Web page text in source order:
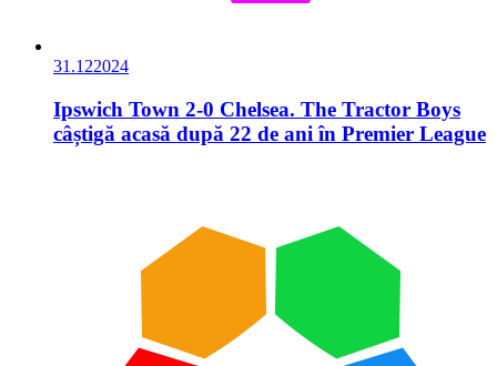
31.122024
Ipswich Town 2-0 Chelsea. The Tractor Boys
câștigă acasă după 22 de ani în Premier League